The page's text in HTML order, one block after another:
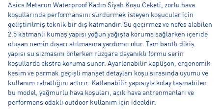
Asics Metarun Waterproof Kadın Siyah Koşu Ceketi, zorlu hava
koşullarında performansını sürdürmek isteyen koşucular için
geliştirilmiş teknik bir dış katmandır. Su geçirmez ve nefes alabilen
2.5 katmanlı kumaş yapısı yoğun yağışta koruma sağlarken içeride
oluşan nemin dışarı atılmasına yardımcı olur. Tam bantlı dikiş
yapısı su sızmasını önlerken rüzgara dayanıklı formu serin
koşullarda ekstra koruma sunar. Ayarlanabilir kapüşon, ergonomik
kesim ve parmak geçişli manşet detayları koşu sırasında uyumu ve
kullanım rahatlığını artırır. Katlanabilir yapısıyla kolay taşınabilen
bu model, yağmurlu hava koşuları, açık hava antrenmanları ve
performans odaklı outdoor kullanım için idealdir.